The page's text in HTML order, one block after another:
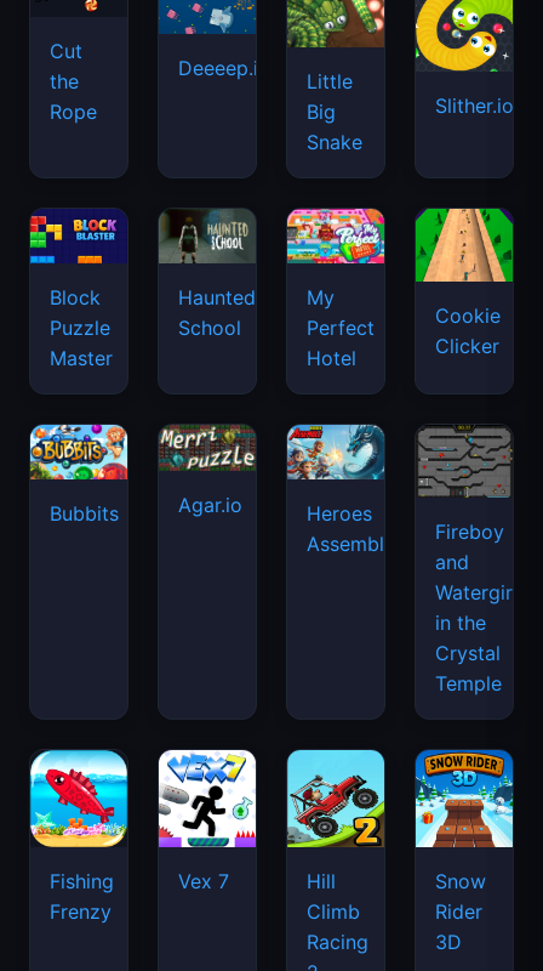
Cut
the
Rope
Deeeep.io
Little
Big
Snake
Slither.io
Block
Puzzle
Master
Haunted
School
My
Perfect
Hotel
Cookie
Clicker
Bubbits Agar.io
Heroes
Assemble
Fireboy
and
Watergirl
in the
Crystal
Temple
Fishing
Frenzy
Vex 7
Hill
Climb
Racing
Snow
Rider
3D